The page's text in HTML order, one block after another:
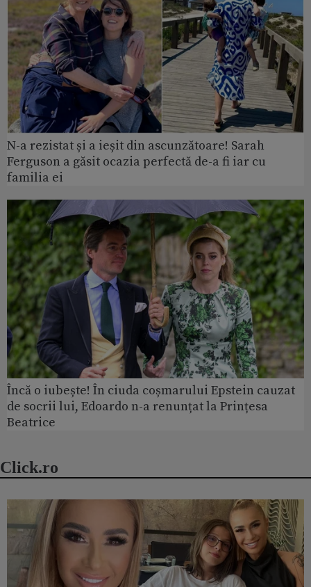
N-a rezistat și a ieșit din ascunzătoare! Sarah
Ferguson a găsit ocazia perfectă de-a fi iar cu
familia ei
Încă o iubește! În ciuda coșmarului Epstein cauzat
de socrii lui, Edoardo n-a renunțat la Prințesa
Beatrice
Click.ro